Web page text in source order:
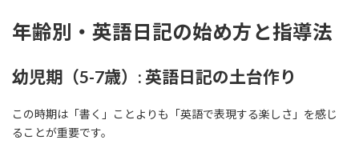
年齢別・英語日記の始め方と指導法
幼児期（5-7歳）: 英語日記の土台作り
この時期は「書く」ことよりも「英語で表現する楽しさ」を感じ
ることが重要です。